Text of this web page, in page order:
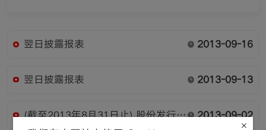
翌日披露报表 2013-09-16
翌日披露报表 2013-09-13
(截至2013年8月31日止) 股份发行人
的证券变动月报表
2013-09-02